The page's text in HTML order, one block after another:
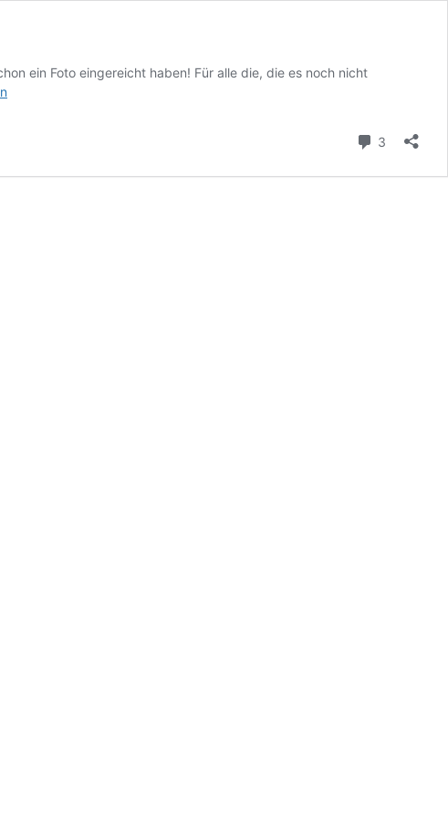
ein Foto eingereicht haben! Für alle die, die es noch nicht
3